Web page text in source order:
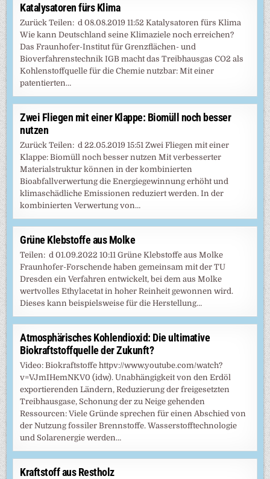
Katalysatoren fürs Klima
Zurück Teilen: d 08.08.2019 11:52 Katalysatoren fürs Klima
Wie kann Deutschland seine Klimaziele noch erreichen?
Das Fraunhofer-Institut für Grenzflächen- und
Bioverfahrenstechnik IGB macht das Treibhausgas CO2 als
Kohlenstoffquelle für die Chemie nutzbar: Mit einer
patentierten…
Zwei Fliegen mit einer Klappe: Biomüll noch besser
nutzen
Zurück Teilen: d 22.05.2019 15:51 Zwei Fliegen mit einer
Klappe: Biomüll noch besser nutzen Mit verbesserter
Materialstruktur können in der kombinierten
Bioabfallverwertung die Energiegewinnung erhöht und
klimaschädliche Emissionen reduziert werden. In der
kombinierten Verwertung von…
Grüne Klebstoffe aus Molke
Teilen: d 01.09.2022 10:11 Grüne Klebstoffe aus Molke
Fraunhofer-Forschende haben gemeinsam mit der TU
Dresden ein Verfahren entwickelt, bei dem aus Molke
wertvolles Ethylacetat in hoher Reinheit gewonnen wird.
Dieses kann beispielsweise für die Herstellung…
Atmosphärisches Kohlendioxid: Die ultimative
Biokraftstoffquelle der Zukunft?
Video: Biokraftstoffe httpv://www.youtube.com/watch?
v=VJmIHemNKV0 (idw). Unabhängigkeit von den Erdöl
exportierenden Ländern, Reduzierung der freigesetzten
Treibhausgase, Schonung der zu Neige gehenden
Ressourcen: Viele Gründe sprechen für einen Abschied von
der Nutzung fossiler Brennstoffe. Wasserstofftechnologie
und Solarenergie werden…
Kraftstoff aus Restholz